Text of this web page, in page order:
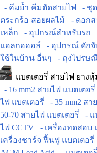
- คีมย้ำ คีมตัดสายไฟ
- ชุ
ตระกร้อ สอยผลไม้
- ดอกส
เหล็ก
- อุปกรณ์สำหรับรถ
แอลกอฮอล์
- อุปกรณ์ ดักจั
ใช้ในบ้าน อื่นๆ
- ถุงไปรษ
แบตเตอรี่ สายไฟ ยางหุ้
- 16 mm2 สายไฟ แบตเตอรี่
ไฟ แบตเตอรี่
- 35 mm2 ส
50-70 สายไฟ แบตเตอรี่
- แ
ไฟ CCTV
- เครื่องทดสอบ
เครื่องชาร์จ ฟื้นฟู แบตเตอรี่